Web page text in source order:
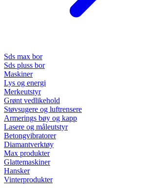
Sds max bor
Sds pluss bor
Maskiner
Lys og energi
Merkeutstyr
Grønt vedlikehold
Støvsugere og luftrensere
Armerings bøy og kapp
Lasere og måleutstyr
Betongvibratorer
Diamantverktøy
Max produkter
Glattemaskiner
Hansker
Vinterprodukter